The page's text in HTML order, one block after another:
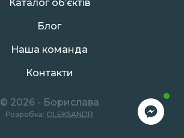
Каталог об’єктів
Блог
Наша команда
Контакти
© 2026 - Борислава
Розробка: OLEKSANDR